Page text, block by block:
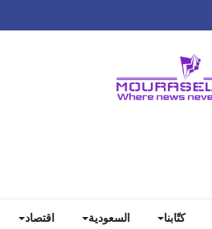
كتّابنا السعودية اقتصاد